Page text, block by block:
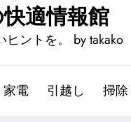
適情報館
ントを。 by takako
家電 引越し 掃